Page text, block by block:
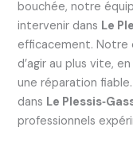
bouchée, notre
intervenir dans Le
efficacement. Notre
d’agir au plus vite,
une réparation
dans Le
professionnels